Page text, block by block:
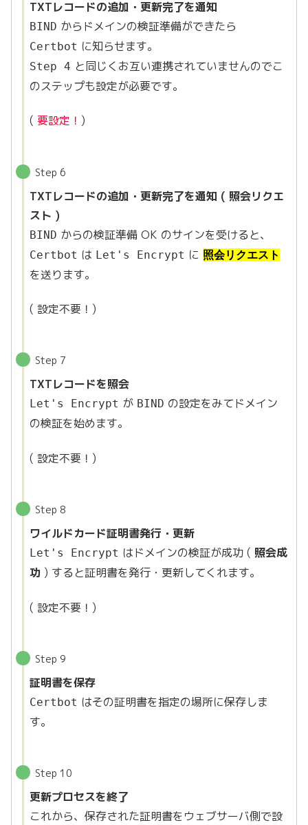
TXTレコードの追加・更新完了を通知
BIND からドメインの検証準備ができたら
Certbot に知らせます。
Step 4 と同じくお互い連携されていませんのでこ
のステップも設定が必要です。
( 要設定！ )
Step 6
TXTレコードの追加・更新完了を通知 ( 照会リクエ
スト )
BIND からの検証準備 OK のサインを受けると、
Certbot は Let's Encrypt に 照会リクエスト
を送ります。
( 設定不要！)
Step 7
TXTレコードを照会
Let's Encrypt が BIND の設定をみてドメイン
の検証を始めます。
( 設定不要！)
Step 8
ワイルドカード証明書発行・更新
Let's Encrypt はドメインの検証が成功 ( 照会成
功 ) すると証明書を発行・更新してくれます。
( 設定不要！)
Step 9
証明書を保存
Certbot はその証明書を指定の場所に保存しま
す。
Step 10
更新プロセスを終了
これから、保存された証明書をウェブサーバ側で設